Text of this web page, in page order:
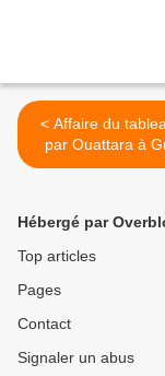
< Affaire du tableau offert
par Ouattara à
L'article de
Hébergé par
Top articles
Pages
Contact
Signaler un abus